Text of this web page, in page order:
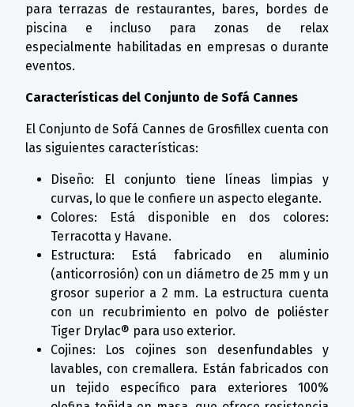
para terrazas de restaurantes, bares, bordes de
piscina e incluso para zonas de relax
especialmente habilitadas en empresas o durante
eventos.
Características del Conjunto de Sofá Cannes
El Conjunto de Sofá Cannes de Grosfillex cuenta con
las siguientes características:
Diseño: El conjunto tiene líneas limpias y
curvas, lo que le confiere un aspecto elegante.
Colores: Está disponible en dos colores:
Terracotta y Havane.
Estructura: Está fabricado en aluminio
(anticorrosión) con un diámetro de 25 mm y un
grosor superior a 2 mm. La estructura cuenta
con un recubrimiento en polvo de poliéster
Tiger Drylac® para uso exterior.
Cojines: Los cojines son desenfundables y
lavables, con cremallera. Están fabricados con
un tejido específico para exteriores 100%